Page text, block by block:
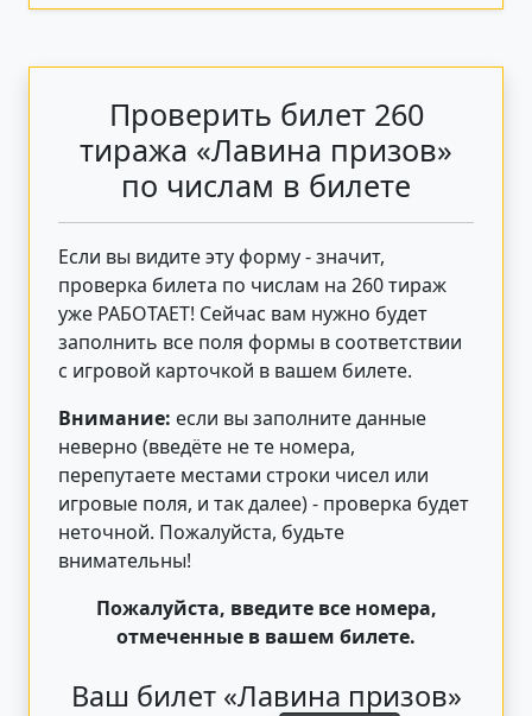
Проверить билет 260
тиража «Лавина призов»
по числам в билете
Если вы видите эту форму - значит,
проверка билета по числам на 260 тираж
уже РАБОТАЕТ! Сейчас вам нужно будет
заполнить все поля формы в соответствии
с игровой карточкой в вашем билете.
Внимание: если вы заполните данные
неверно (введёте не те номера,
перепутаете местами строки чисел или
игровые поля, и так далее) - проверка будет
неточной. Пожалуйста, будьте
внимательны!
Пожалуйста, введите все номера,
отмеченные в вашем билете.
Ваш билет «Лавина призов»